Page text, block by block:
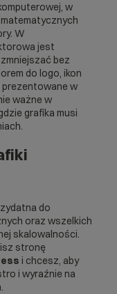
w
W
jest
bez
do logo, ikon
prezentowane w
ważne w
grafika musi
do
oraz wszelkich
skalowalności.
stronę
i chcesz, aby
i wyraźnie na